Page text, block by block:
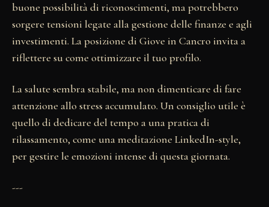
buone possibilità di riconoscimenti, ma potrebbero
sorgere tensioni legate alla gestione delle finanze e agli
investimenti. La posizione di Giove in Cancro invita a
riflettere su come ottimizzare il tuo profilo.
La salute sembra stabile, ma non dimenticare di fare
attenzione allo stress accumulato. Un consiglio utile è
quello di dedicare del tempo a una pratica di
rilassamento, come una meditazione LinkedIn-style,
per gestire le emozioni intense di questa giornata.
---